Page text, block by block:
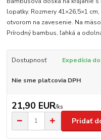
lopatky. Rozmery 41×26,5×1
otvorom na zavesenie. Na
Prírodný bambus, ľahká a
Dostupnosť Expedícia
Nie sme platcovia DPH
21,90 EUR/ks
Pridať